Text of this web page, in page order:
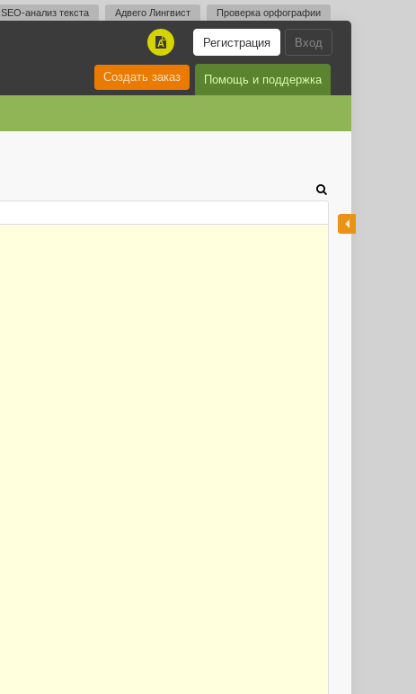
SEO-анализ текста Адвего Лингвист Проверка орфографии
Вход
Регистрация
A
Помощь и поддержка
Создать заказ